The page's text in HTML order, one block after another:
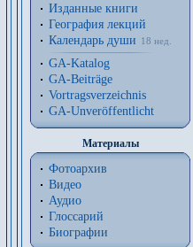
Изданные книги
География лекций
Календарь души
18 нед.
GA-Katalog
GA-Beiträge
Vortragsverzeichnis
GA-Unveröffentlicht
Материалы
Фотоархив
Видео
Аудио
Глоссарий
Биографии